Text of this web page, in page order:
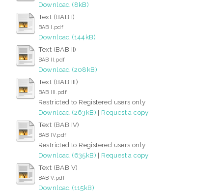
Download (8kB)
Text (BAB I)
BAB I.pdf
Download (144kB)
Text (BAB II)
BAB II.pdf
Download (208kB)
Text (BAB III)
BAB III.pdf
Restricted to Registered users only
Download (263kB) | Request a copy
Text (BAB IV)
BAB IV.pdf
Restricted to Registered users only
Download (635kB) | Request a copy
Text (BAB V)
BAB V.pdf
Download (115kB)